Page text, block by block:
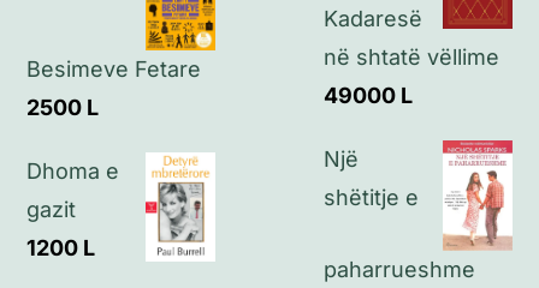
Besimeve Fetare
2500 L
Dhoma e
gazit
1200 L
Kadaresë
në shtatë vëllime
49000 L
Një
shëtitje e
paharrueshme